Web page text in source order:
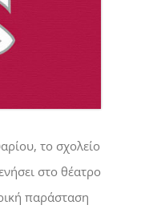
το σχολείο
στο θέατρο
παράσταση